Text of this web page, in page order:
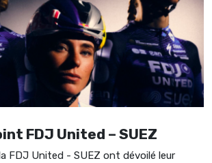
FDJ United – SUEZ
FDJ United - SUEZ ont dévoilé leur